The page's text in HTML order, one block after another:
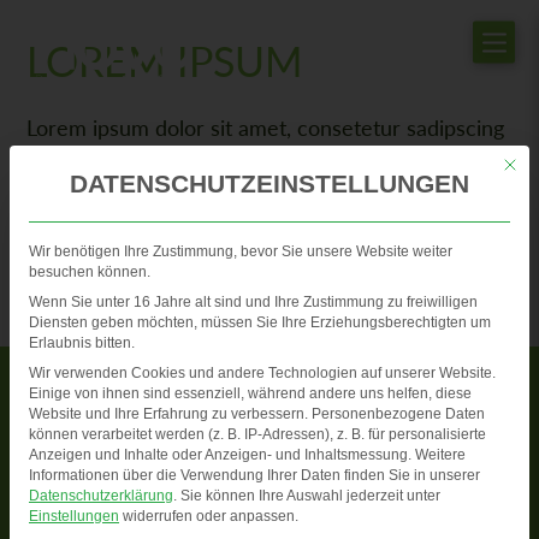
LOREM IPSUM
Lorem ipsum dolor sit amet, consetetur sadipscing
voluptua.
HOFFMANN u. VOSS GmbH
Technische Kunststoffe
Textilstraße 3 + 5 // 41751 Viersen
Mit
DATENSCHUTZEINSTELLUNGEN
Wir benötigen Ihre Zustimmung, bevor Sie unsere Website weiter
besuchen können.
Wenn Sie unter 16 Jahre alt sind und Ihre Zustimmung zu freiwilligen
Diensten geben möchten, müssen Sie Ihre Erziehungsberechtigten um
Erlaubnis bitten.
Wir verwenden Cookies und andere Technologien auf unserer Website.
Einige von ihnen sind essenziell, während andere uns helfen, diese
Website und Ihre Erfahrung zu verbessern. Personenbezogene Daten
können verarbeitet werden (z. B. IP-Adressen), z. B. für personalisierte
Anzeigen und Inhalte oder Anzeigen- und Inhaltsmessung. Weitere
Informationen über die Verwendung Ihrer Daten finden Sie in unserer
Datenschutzerklärung. Sie können Ihre Auswahl jederzeit unter
Einstellungen widerrufen oder anpassen.